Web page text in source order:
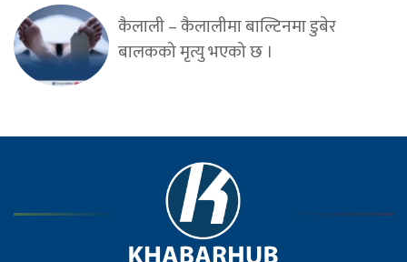
कैलाली – कैलालीमा बाल्टिनमा डुबेर
बालकको मृत्यु भएको छ ।